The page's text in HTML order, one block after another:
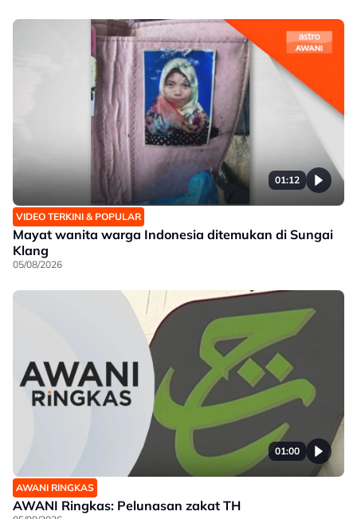
01:12
VIDEO TERKINI & POPULAR
Mayat wanita warga Indonesia ditemukan di Sungai
Klang
05/08/2026
01:00
AWANI RINGKAS
AWANI Ringkas: Pelunasan zakat TH